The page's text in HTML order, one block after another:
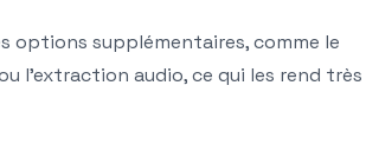
options supplémentaires, comme le
l’extraction audio, ce qui les rend très